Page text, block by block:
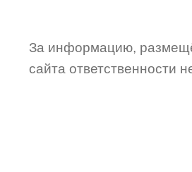
За информацию,
сайта ответственности